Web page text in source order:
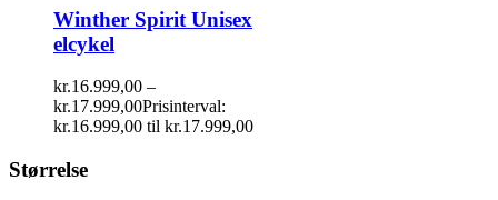
Winther Spirit Unisex
elcykel
kr.16.999,00 –
kr.17.999,00Prisinterval:
kr.16.999,00 til kr.17.999,00
Størrelse